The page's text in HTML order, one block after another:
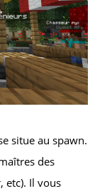
situe au spawn.
des
etc). Il vous